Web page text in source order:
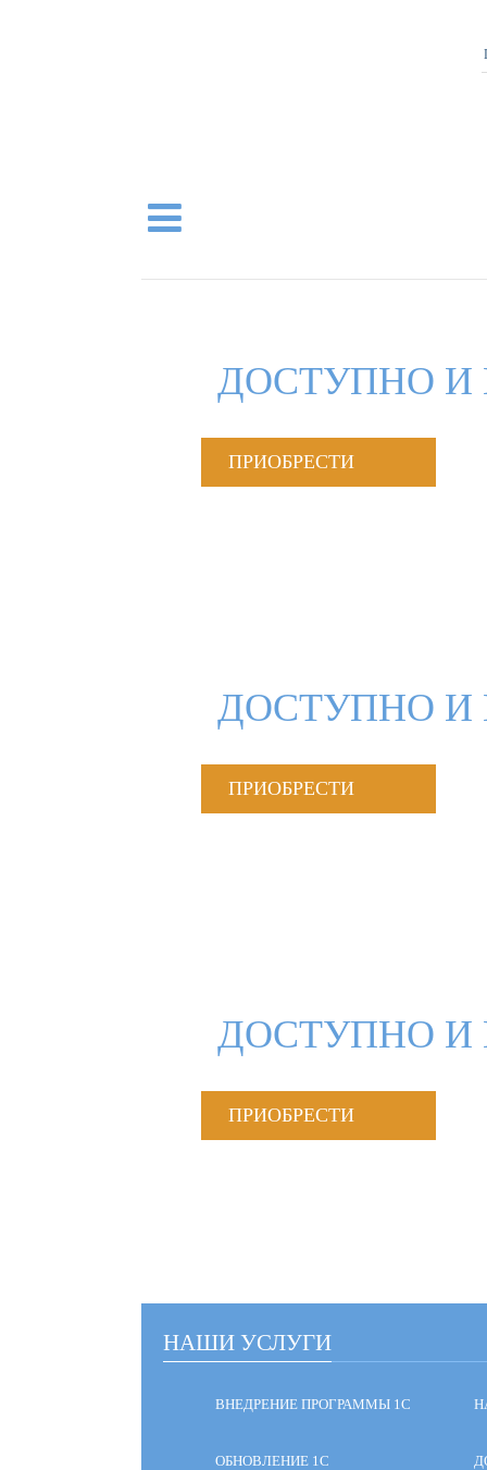
ДОСТУПНО И
ПРИОБРЕСТИ
ДОСТУПНО И
ПРИОБРЕСТИ
ДОСТУПНО И
ПРИОБРЕСТИ
НАШИ УСЛУГИ
ВНЕДРЕНИЕ ПРОГРАММЫ 1С
ОБНОВЛЕНИЕ 1С